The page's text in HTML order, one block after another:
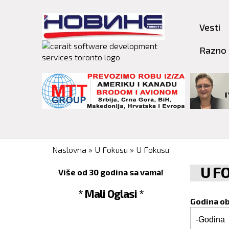
Vesti
Razno
You are here
Naslovna » U Fokusu » U Fokusu
Više od 30 godina sa vama!
* Mali Oglasi *
U
Godina